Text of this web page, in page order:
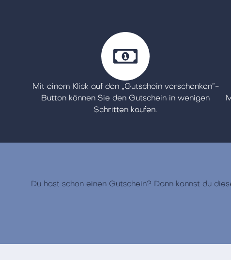
Mit einem Klick auf den „Gutschein verschenken”-
Button können Sie den Gutschein in wenigen
Schritten kaufen.
Du hast schon einen Gutschein? Dann kannst du